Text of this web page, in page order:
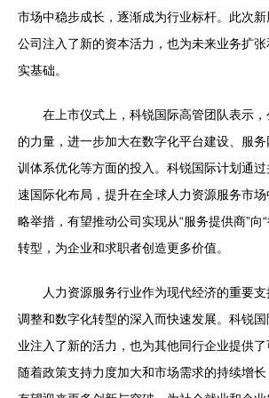
市场中稳步成长，逐渐成为行业标杆。此次
公司注入了新的资本活力，也为未来业务扩
实基础。
在上市仪式上，科锐国际高管团队表示
的力量，进一步加大在数字化平台建设、服
训体系优化等方面的投入。科锐国际计划通
速国际化布局，提升在全球人力资源服务市
略举措，有望推动公司实现从“服务提供商”向
转型，为企业和求职者创造更多价值。
人力资源服务行业作为现代经济的重要
调整和数字化转型的深入而快速发展。科锐
业注入了新的活力，也为其他同行企业提供了
随着政策支持力度加大和市场需求的持续增